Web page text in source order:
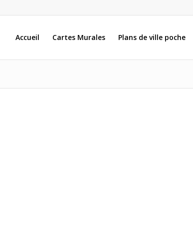
Accueil Cartes Murales Plans de ville poche